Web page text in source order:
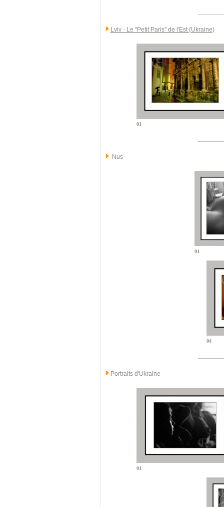
Lviv - Le "Petit Paris" de l'Est (Ukraine)
01
Nus
01
04
Portraits d'Ukraine
01